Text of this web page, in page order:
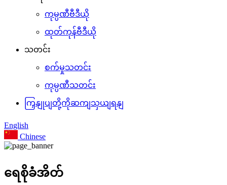
ကုမ္ပဏီဗီဒီယို
ထုတ်ကုန်ဗီဒီယို
သတင်း
စက်မှုသတင်း
ကုမ္ပဏီသတင်း
ကြှနျုပျတို့ကိုဆကျသှယျရနျ
English
Chinese
ရေစိုခံအိတ်